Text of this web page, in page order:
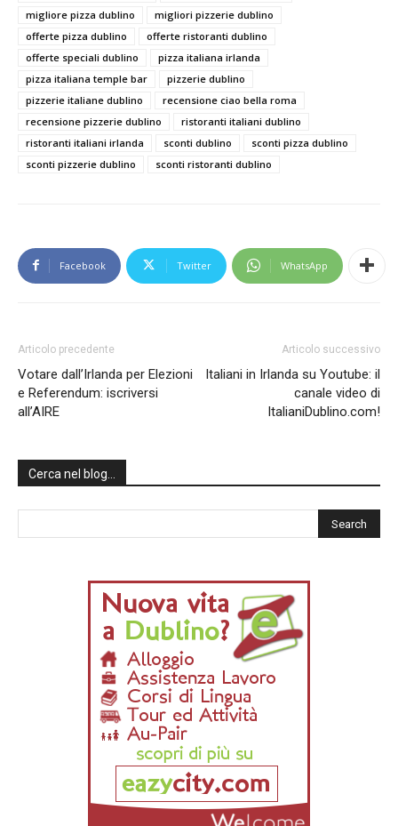
migliore pizza dublino
migliori pizzerie dublino
offerte pizza dublino
offerte ristoranti dublino
offerte speciali dublino
pizza italiana irlanda
pizza italiana temple bar
pizzerie dublino
pizzerie italiane dublino
recensione ciao bella roma
recensione pizzerie dublino
ristoranti italiani dublino
ristoranti italiani irlanda
sconti dublino
sconti pizza dublino
sconti pizzerie dublino
sconti ristoranti dublino
Facebook Twitter WhatsApp
Articolo precedente
Votare dall’Irlanda per Elezioni
e Referendum: iscriversi
all’AIRE
Articolo successivo
Italiani in Irlanda su Youtube: il
canale video di
ItalianiDublino.com!
Cerca nel blog…